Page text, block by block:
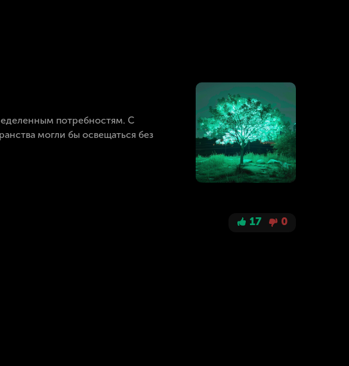
потребностям. С
могли бы освещаться без
17 0